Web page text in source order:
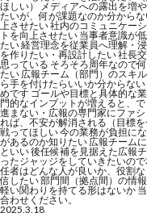
ほしい） メディアへの露出を増
たいが、何が課題なのか分から
上させたい 社内のコミュニケー
トを向上させたい 当事者意識が
たい 経営理念を従業員へ理解・
を作りたい・再設計したい 社長
思っている そろそろ周年なので
たい 広報チーム（部門）のスキ
ら手を付けたらいいか分からな
めです ゴールや目標と具体的な
門的なインプットが増えると、
進まない・広報の専門家にファ
れば、不安が解消される（目標
戦ってほしい 今の業務が負担に
があるのか知りたい 広報チーム
といい 後任候補を見据えた広報
ったジャッジをしていきたいの
任者はどんな人が良いか、役割
信したい 部門間（拠点間）の情
軽い関わりを持てる形はないか
合わせください。
2025.3.18